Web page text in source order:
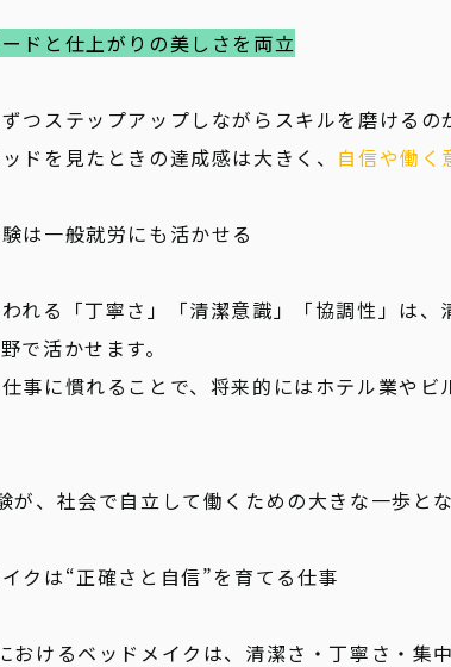
ドと仕上がりの美しさを両立
つステップアップしながらスキルを磨けるの
ドを見たときの達成感は大きく、 自信や働く
は一般就労にも活かせる
れる「丁寧さ」「清潔意識」「協調性」は
で活かせます。
事に慣れることで、将来的にはホテル業や
が、社会で自立して働くための大きな一歩とな
クは“正確さと自信”を育てる仕事
おけるベッドメイクは、清潔さ・丁寧さ・集